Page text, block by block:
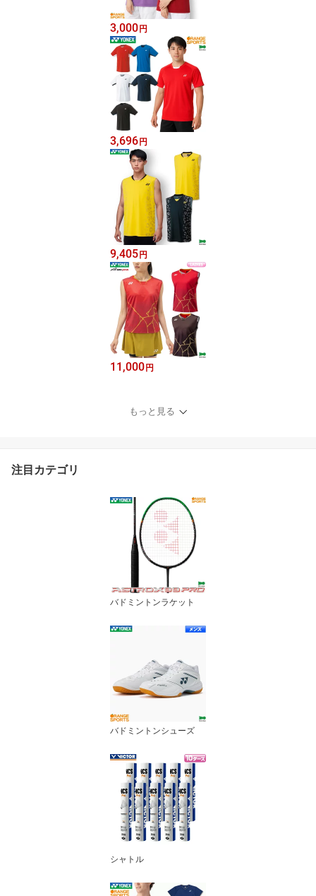
3,000円
3,696円
9,405円
11,000円
もっと見る
注目カテゴリ
バドミントンラケット
バドミントンシューズ
シャトル